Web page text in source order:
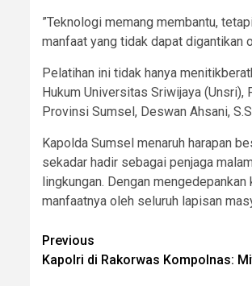
​”Teknologi memang membantu,
manfaat yang tidak dapat digantikan
​Pelatihan ini tidak hanya
Hukum Universitas Sriwijaya
Provinsi Sumsel, Deswan Ahsani,
​Kapolda Sumsel menaruh harapan
sekadar hadir sebagai penjaga
lingkungan. Dengan
manfaatnya oleh seluruh lapisan
Post
navigation
Previous
Kapolri di Rakorwas Kompolnas: